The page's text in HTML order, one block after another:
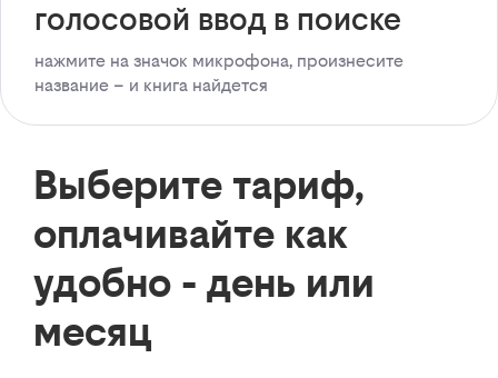
голосовой ввод в поиске
нажмите на значок микрофона, произнесите
название – и книга найдется
Выберите тариф,
оплачивайте как
удобно - день или
месяц